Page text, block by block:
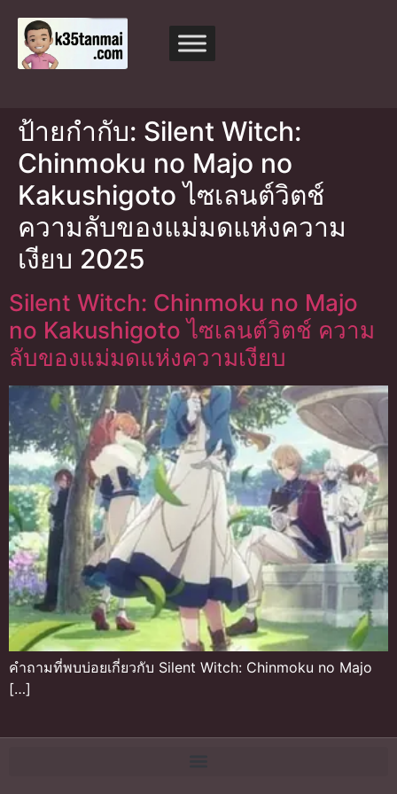
ป้ายกำกับ: Silent Witch:
Chinmoku no Majo no
Kakushigoto ไซเลนต์วิตช์
ความลับของแม่มดแห่งความ
เงียบ 2025
Silent Witch: Chinmoku no Majo
no Kakushigoto ไซเลนต์วิตช์ ความ
ลับของแม่มดแห่งความเงียบ
คำถามที่พบบ่อยเกี่ยวกับ Silent Witch: Chinmoku no Majo
[…]